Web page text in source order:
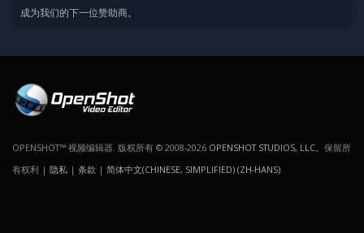
成为我们的下一位赞助商。
OPENSHOT™ 视频编辑器. 版权所有 © 2008-2026 OPENSHOT STUDIOS, LLC 。保留所
有权利 | 隐私 | 条款 | 简体中文(CHINESE, SIMPLIFIED) (ZH-HANS)